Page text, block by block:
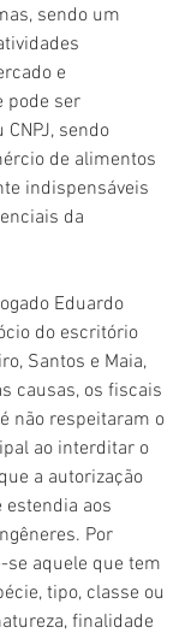
sendo um
e
pode ser
sendo
de alimentos
indispensáveis
da
Eduardo
do escritório
Santos e Maia,
causas, os fiscais
não respeitaram o
ao interditar o
a autorização
aos
Por
se aquele que tem
tipo, classe ou
finalidade